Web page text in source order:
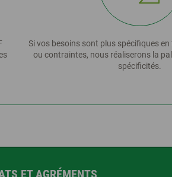
Si vos besoins sont plus spécifiques
ou contraintes, nous réaliserons la
spécificités.
ET AGRÉMENTS